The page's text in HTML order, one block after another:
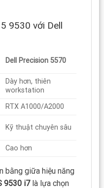
9530 với Dell
Dell Precision 5570
Dày hơn, thiên
workstation
RTX A1000/A2000
Kỹ thuật chuyên sâu
Cao hơn
bằng giữa hiệu năng
9530 i7là lựa chọn